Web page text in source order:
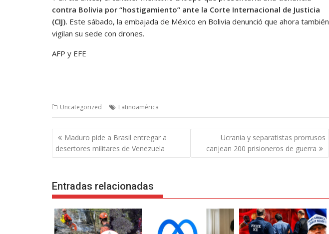
contra Bolivia por “hostigamiento” ante la Corte Internacional de Justicia
(CIJ). Este sábado, la embajada de México en Bolivia denunció que ahora también
vigilan su sede con drones.
AFP y EFE
Uncategorized Latinoamérica
Navegación
de
entradas
Maduro pide a Brasil entregar a
desertores militares de Venezuela
Ucrania y separatistas prorrusos
canjean 200 prisioneros de guerra
Entradas relacionadas